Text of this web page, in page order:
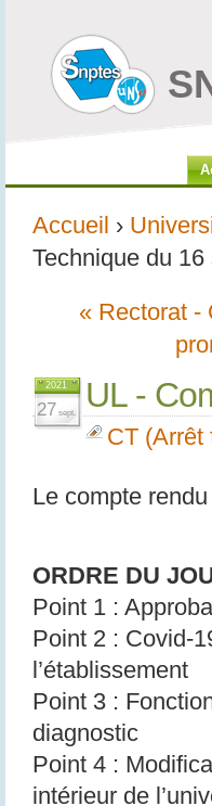
Accueil ›
Technique du
« Rectorat -
2021
27 sept. UL -
CT (Arrêt
Le compte rendu
ORDRE DU
Point 1 :
Point 2 : Covid-
l’établissement
Point 3 :
diagnostic
Point 4 :
intérieur de